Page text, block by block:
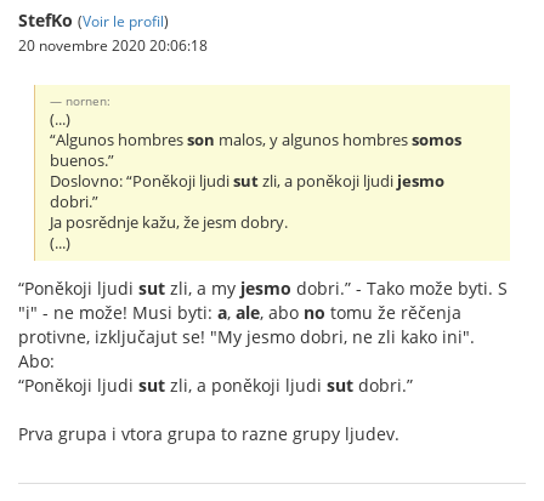
StefKo (Voir le profil)
20 novembre 2020 20:06:18
nornen:
(...)
“Algunos hombresson malos, y algunos hombressomos
buenos.”
Doslovno: “Poněkoji ljudisutzli, a poněkoji ljudi jesmo
dobri.”
Ja posrědnje kažu, že jesm dobry.
(...)
“Poněkoji ljudi sut zli, a my jesmo dobri.” - Tako može byti. S
"i" - ne može! Musi byti: a, ale, abo no tomu že rěčenja
protivne, izključajut se! "My jesmo dobri, ne zli kako ini".
Abo:
“Poněkoji ljudi sut zli, a poněkoji ljudi sut dobri.”
Prva grupa i vtora grupa to razne grupy ljudev.